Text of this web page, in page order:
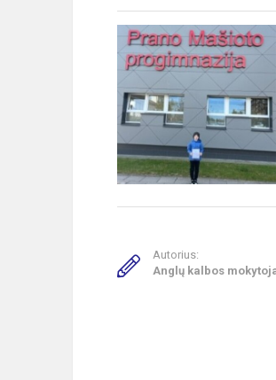
Autorius:
Anglų kalbos